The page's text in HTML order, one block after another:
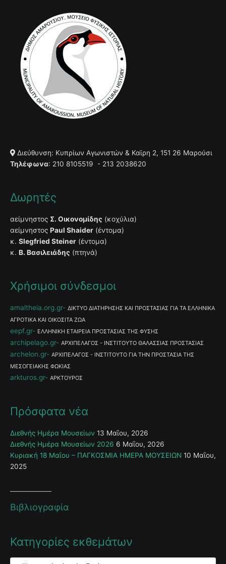
Διεύθυνση: Κυπρίων Αγωνιστών & Καϊρη 2, 151 26 Μαρούσι
Τηλέφωνα: 210 8105519 - 213 2038620
Δωρητές
αείμνηστος Σ. Οικονομίδης (κοχύλια)
αείμνηστος Paul Shaider (έντομα)
κ. Slegfried Steiner (έντομα)
κ. Β. Βασιλειάδης (πτηνά)
Χρήσιμοι σύνδεσμοι
amaltheia.org.gr
ΔΙΚΤΥΟ ΔΙΑΤΗΡΗΣΗΣ ΚΑΙ ΠΡΟΣΤΑΣΙΑΣ ΓΙΑ ΤΑ ΕΛΛΗΝΙΚΑ
ΑΓΡΟΤΙΚΑ ΚΑΙ ΟΙΚΟΣΙΤΑ ΖΩΑ
eepf.gr ΕΛΛΗΝΙΚΗ ΕΤΑΙΡΕΙΑ ΠΡΟΣΤΑΣΙΑΣ ΤΗΣ ΦΥΣΗΣ
archipelago.gr ΑΡΧΙΠΕΛΑΓΟΣ - ΙΝΣΤΙΤΟΥΤΟ ΘΑΛΑΣΣΙΑΣ ΠΡΟΣΤΑΣΙΑΣ
archelon.gr
ΑΡΧΙΠΕΛΑΓΟΣ - ΙΝΣΤΙΤΟΥΤΟ ΓΙΑ ΤΗΝ ΠΡΟΣΤΑΣΙΑ ΤΗΣ
ΜΕΣΟΓΕΙΑΚΗΣ ΦΩΚΙΑΣ
arkturos.gr ΑΡΚΤΟΥΡΟΣ
Πρόσφατα νέα
Διεθνής Ημέρα Μουσείων 13 Μαΐου, 2026
Διεθνής Ημέρα Μουσείων 2026 6 Μαΐου, 2026
Κυριακή 18 Μαΐου – ΠΑΓΚΟΣΜΙΑ ΗΜΕΡΑ ΜΟΥΣΕΙΩΝ 10 Μαΐου,
2025
Βιβλιογραφία
Κατηγορίες εκθεμάτων